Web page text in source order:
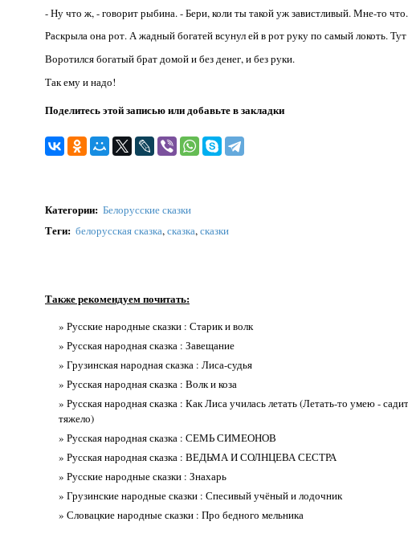
- Ну что ж, - говорит рыбина. - Бери, коли ты такой уж завистливый. Мне-то что.
Раскрыла она рот. А жадный богатей всунул ей в рот руку по самый локоть.
Воротился богатый брат домой и без денег, и без руки.
Так ему и надо!
Поделитесь этой записью или добавьте в закладки
Категории: Белорусские сказки
Теги: белорусская сказка,сказка,сказки
Также рекомендуем почитать:
» Русские народные сказки : Старик и волк
» Русская народная сказка : Завещание
» Грузинская народная сказка : Лиса-судья
» Русская народная сказка : Волк и коза
» Русская народная сказка : Как Лиса училась летать (Летать-то умею -
тяжело)
» Русская народная сказка : СЕМЬ СИМЕОНОВ
» Русская народная сказка : ВЕДЬМА И СОЛНЦЕВА СЕСТРА
» Русские народные сказки : Знахарь
» Грузинские народные сказки : Спесивый учёный и лодочник
» Словацкие народные сказки : Про бедного мельника